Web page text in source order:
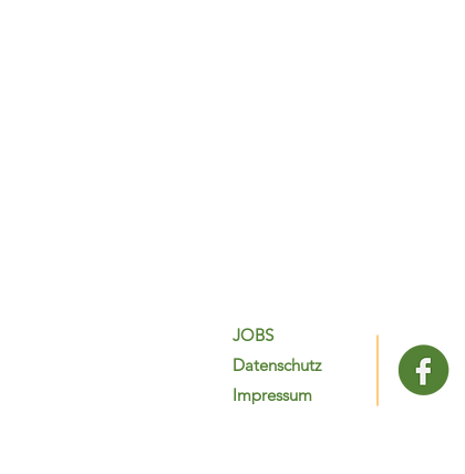
JOBS
Datenschutz
Impressum